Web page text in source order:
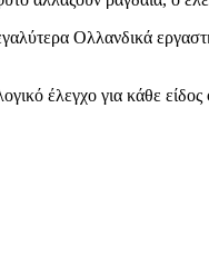
Ολλανδικά
έλεγχο για κάθε είδος